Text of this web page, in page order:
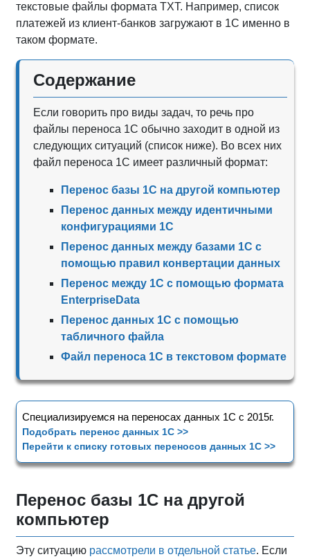
текстовые файлы формата TXT. Например, список
платежей из клиент-банков загружают в 1С именно в
таком формате.
Содержание
Если говорить про виды задач, то речь про
файлы переноса 1С обычно заходит в одной из
следующих ситуаций (список ниже). Во всех них
файл переноса 1С имеет различный формат:
Перенос базы 1С на другой компьютер
Перенос данных между идентичными
конфигурациями 1С
Перенос данных между базами 1С с
помощью правил конвертации данных
Перенос между 1С с помощью формата
EnterpriseData
Перенос данных 1С с помощью
табличного файла
Файл переноса 1С в текстовом формате
Специализируемся на переносах данных 1С с 2015г.
Подобрать перенос данных 1С >>
Перейти к списку готовых переносов данных 1С >>
Перенос базы 1С на другой
компьютер
Эту ситуацию рассмотрели в отдельной статье. Если